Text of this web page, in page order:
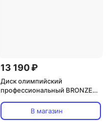
13 190 ₽
Диск олимпийский
профессиональный BRONZE
В магазин